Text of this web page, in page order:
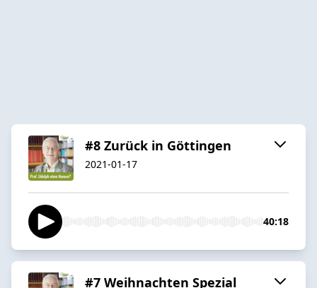
#8 Zurück in Göttingen
2021-01-17
40:18
#7 Weihnachten Spezial